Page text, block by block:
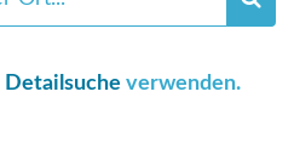
Detailsuche verwenden.